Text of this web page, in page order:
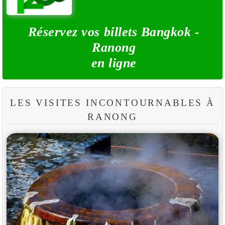
Réservez vos billets Bangkok -
Ranong
en ligne
LES VISITES INCONTOURNABLES À
RANONG